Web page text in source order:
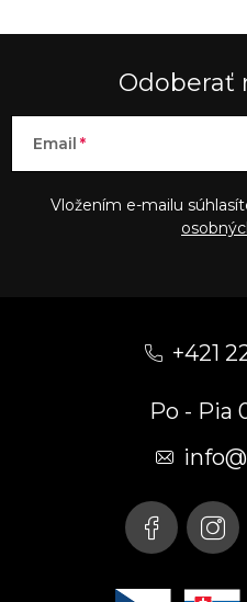
Odoberať
Email
Vložením e-mailu
+421
Po - Pia
info@